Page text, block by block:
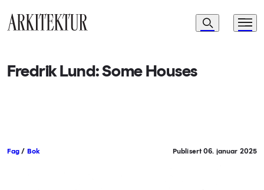
Navigasjon
Søk Meny
Fredrik Lund: Some Houses
Fag / Bok Publisert 06. januar 2025